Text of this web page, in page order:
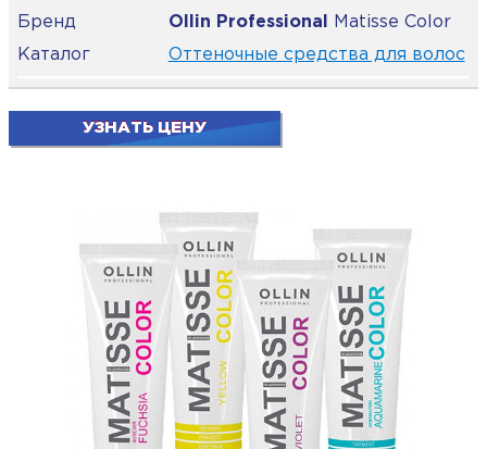
Бренд
Ollin Professional
Matisse Color
Каталог
Оттеночные средства для волос
УЗНАТЬ ЦЕНУ